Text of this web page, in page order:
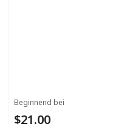
Beginnend bei
$21.00